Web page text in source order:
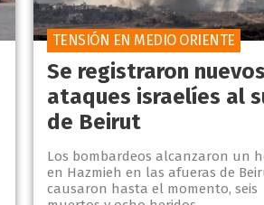
Se registraron nuevos
ataques israelíes al
de Beirut
Los bombardeos alcanzaron un
en Hazmieh en las afueras de
causaron hasta el momento, seis
TENSIÓN EN MEDIO ORIENTE